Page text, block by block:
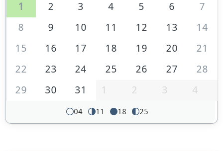
1 2 3 4 5 6
7
8
9 10 11 12 13
14
15
16 17 18 19 20
21
22
23 24 25 26 27
28
29
30 31 1 2 3 4
04 11 18 25